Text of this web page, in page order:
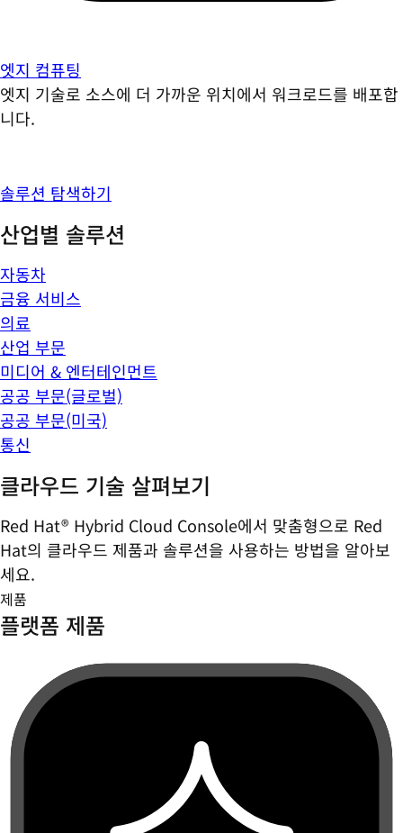
엣지 컴퓨팅
엣지 기술로 소스에 더 가까운 위치에서 워크로드를 배포합
니다.
솔루션 탐색하기
산업별 솔루션
자동차
금융 서비스
의료
산업 부문
미디어 & 엔터테인먼트
공공 부문(글로벌)
공공 부문(미국)
통신
클라우드 기술 살펴보기
Red Hat® Hybrid Cloud Console에서 맞춤형으로 Red
Hat의 클라우드 제품과 솔루션을 사용하는 방법을 알아보
세요.
제품
플랫폼 제품